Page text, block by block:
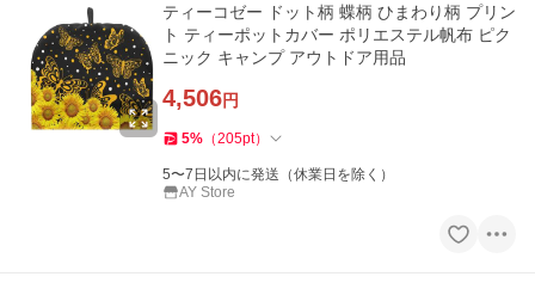
ティーコゼー ドット柄 蝶柄 ひまわり柄 プリン
ト ティーポットカバー ポリエステル帆布 ピク
ニック キャンプ アウトドア用品
4,506円
5% （205pt）
5〜7日以内に発送（休業日を除く）
AY Store